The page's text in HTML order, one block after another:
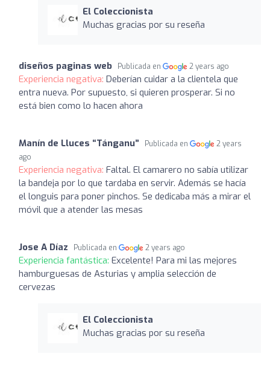
El Coleccionista
Muchas gracias por su reseña
diseños paginas web Publicada en 2 years ago
Experiencia negativa: Deberían cuidar a la clientela que
entra nueva. Por supuesto, si quieren prosperar. Si no
está bien como lo hacen ahora
Manín de Lluces “Tánganu” Publicada en
2 years
ago
Experiencia negativa: Faltal. El camarero no sabía utilizar
la bandeja por lo que tardaba en servir. Además se hacía
el longuis para poner pinchos. Se dedicaba más a mirar el
móvil que a atender las mesas
Jose A Díaz Publicada en 2 years ago
Experiencia fantástica: Excelente! Para mi las mejores
hamburguesas de Asturias y amplia selección de
cervezas
El Coleccionista
Muchas gracias por su reseña